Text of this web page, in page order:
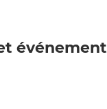
événement